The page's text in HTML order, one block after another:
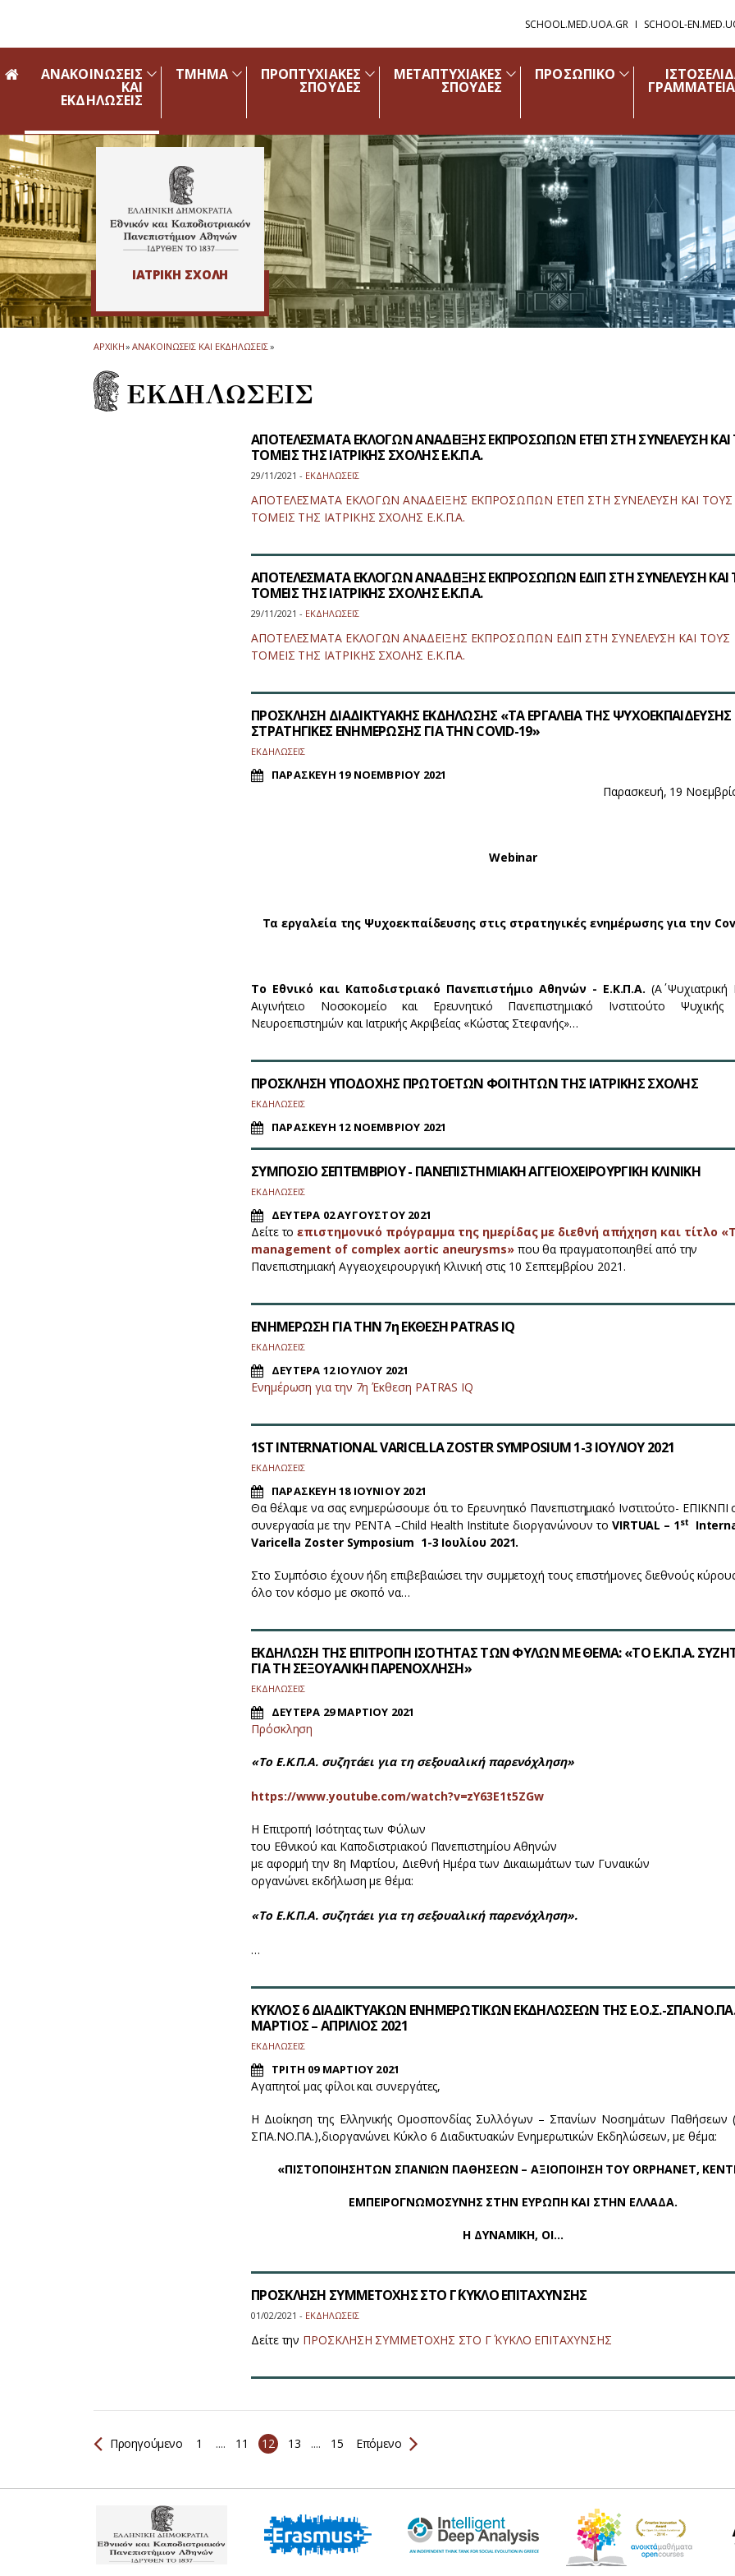
SCHOOL.MED.UOA.GR SCHOOL-
ΑΝΑΚΟΙΝΩΣΕΙΣ
ΚΑΙ
ΕΚΔΗΛΩΣΕΙΣ
ΤΜΗΜΑ ΠΡΟΠΤΥΧΙΑΚΕΣ
ΣΠΟΥΔΕΣ
ΜΕΤΑΠΤΥΧΙΑΚΕΣ
ΣΠΟΥΔΕΣ
ΠΡΟΣΩΠΙΚΟ
ΙΑΤΡΙΚΗ ΣΧΟΛΗ
ΑΡΧΙΚΗ» ΑΝΑΚΟΙΝΩΣΕΙΣ ΚΑΙ ΕΚΔΗΛΩΣΕΙΣ»
ΕΚΔΗΛΩΣΕΙΣ
ΑΠΟΤΕΛΕΣΜΑΤΑ ΕΚΛΟΓΩΝ ΑΝΑΔΕΙΞΗΣ ΕΚΠΡΟΣΩΠΩΝ ΕΤΕΠ ΣΤΗ ΣΥΝΕΛΕΥΣΗ ΚΑΙ
ΤΟΜΕΙΣ ΤΗΣ ΙΑΤΡΙΚΗΣ ΣΧΟΛΗΣ Ε.Κ.Π.Α.
29/11/2021 - ΕΚΔΗΛΩΣΕΙΣ
ΑΠΟΤΕΛΕΣΜΑΤΑ ΕΚΛΟΓΩΝ ΑΝΑΔΕΙΞΗΣ ΕΚΠΡΟΣΩΠΩΝ ΕΤΕΠ ΣΤΗ ΣΥΝΕΛΕΥΣΗ ΚΑΙ ΤΟΥΣ
ΤΟΜΕΙΣ ΤΗΣ ΙΑΤΡΙΚΗΣ ΣΧΟΛΗΣ Ε.Κ.Π.Α.
ΑΠΟΤΕΛΕΣΜΑΤΑ ΕΚΛΟΓΩΝ ΑΝΑΔΕΙΞΗΣ ΕΚΠΡΟΣΩΠΩΝ ΕΔΙΠ ΣΤΗ ΣΥΝΕΛΕΥΣΗ ΚΑΙ
ΤΟΜΕΙΣ ΤΗΣ ΙΑΤΡΙΚΗΣ ΣΧΟΛΗΣ Ε.Κ.Π.Α.
29/11/2021 - ΕΚΔΗΛΩΣΕΙΣ
ΑΠΟΤΕΛΕΣΜΑΤΑ ΕΚΛΟΓΩΝ ΑΝΑΔΕΙΞΗΣ ΕΚΠΡΟΣΩΠΩΝ ΕΔΙΠ ΣΤΗ ΣΥΝΕΛΕΥΣΗ ΚΑΙ ΤΟΥΣ
ΤΟΜΕΙΣ ΤΗΣ ΙΑΤΡΙΚΗΣ ΣΧΟΛΗΣ Ε.Κ.Π.Α.
ΠΡΟΣΚΛΗΣΗ ΔΙΑΔΙΚΤΥΑΚΗΣ ΕΚΔΗΛΩΣΗΣ «ΤΑ ΕΡΓΑΛΕΙΑ ΤΗΣ ΨΥΧΟΕΚΠΑΙΔΕΥΣΗΣ
ΣΤΡΑΤΗΓΙΚΕΣ ΕΝΗΜΕΡΩΣΗΣ ΓΙΑ ΤΗΝ COVID-19»
ΕΚΔΗΛΩΣΕΙΣ
ΠΑΡΑΣΚΕΥΗ 19 ΝΟΕΜΒΡΙΟΥ 2021
Παρασκευή, 19
Webinar
Τα εργαλεία της Ψυχοεκπαίδευσης στις στρατηγικές ενημέρωσης για την
Το Εθνικό και Καποδιστριακό Πανεπιστήμιο Αθηνών - Ε.Κ.Π.Α. (Α΄ Ψυχιατρική
Αιγινήτειο Νοσοκομείο και Ερευνητικό Πανεπιστημιακό Ινστιτούτο Ψυχικής
Νευροεπιστημών και Ιατρικής Ακριβείας «Κώστας Στεφανής»…
ΠΡΟΣΚΛΗΣΗ ΥΠΟΔΟΧΗΣ ΠΡΩΤΟΕΤΩΝ ΦΟΙΤΗΤΩΝ ΤΗΣ ΙΑΤΡΙΚΗΣ ΣΧΟΛΗΣ
ΕΚΔΗΛΩΣΕΙΣ
ΠΑΡΑΣΚΕΥΗ 12 ΝΟΕΜΒΡΙΟΥ 2021
ΣΥΜΠΟΣΙΟ ΣΕΠΤΕΜΒΡΙΟΥ - ΠΑΝΕΠΙΣΤΗΜΙΑΚΗ ΑΓΓΕΙΟΧΕΙΡΟΥΡΓΙΚΗ ΚΛΙΝΙΚΗ
ΕΚΔΗΛΩΣΕΙΣ
ΔΕΥΤΕΡΑ 02 ΑΥΓΟΥΣΤΟΥ 2021
Δείτε τοεπιστημονικό πρόγραμμα της ημερίδας με διεθνή απήχηση και τίτλο
management of complex aortic aneurysms»που θα πραγματοποιηθεί από την
Πανεπιστημιακή Αγγειοχειρουργική Κλινική στις 10 Σεπτεμβρίου 2021.
ΕΝΗΜΕΡΩΣΗ ΓΙΑ ΤΗΝ 7η ΕΚΘΕΣΗ PATRAS IQ
ΕΚΔΗΛΩΣΕΙΣ
ΔΕΥΤΕΡΑ 12 ΙΟΥΛΙΟΥ 2021
Ενημέρωση για την 7η Έκθεση PATRAS IQ
1ST INTERNATIONAL VARICELLA ZOSTER SYMPOSIUM 1-3 ΙΟΥΛΙΟΥ 2021
ΕΚΔΗΛΩΣΕΙΣ
ΠΑΡΑΣΚΕΥΗ 18 ΙΟΥΝΙΟΥ 2021
Θα θέλαμε να σας ενημερώσουμε ότι το Ερευνητικό Πανεπιστημιακό Ινστιτούτο- ΕΠΙΚΝΠΙ
συνεργασία με την PENTA –Child Health Institute διοργανώνουν το VIRTUAL – 1st
Varicella Zoster Symposium 1-3 Ιουλίου 2021.
Στο Συμπόσιο έχουν ήδη επιβεβαιώσει την συμμετοχή τους επιστήμονες διεθνούς
όλο τον κόσμο με σκοπό να…
ΕΚΔΗΛΩΣΗ ΤΗΣ ΕΠΙΤΡΟΠΗ ΙΣΟΤΗΤΑΣ ΤΩΝ ΦΥΛΩΝ ΜΕ ΘΕΜΑ: «ΤΟ Ε.Κ.Π.Α.
ΓΙΑ ΤΗ ΣΕΞΟΥΑΛΙΚΗ ΠΑΡΕΝΟΧΛΗΣΗ»
ΕΚΔΗΛΩΣΕΙΣ
ΔΕΥΤΕΡΑ 29 ΜΑΡΤΙΟΥ 2021
Πρόσκληση
«Το Ε.Κ.Π.Α. συζητάει για τη σεξουαλική παρενόχληση»
https://www.youtube.com/watch?v=zY63E1t5ZGw
Η Επιτροπή Ισότητας των Φύλων
του Εθνικού και Καποδιστριακού Πανεπιστημίου Αθηνών
με αφορμή την 8η Μαρτίου, Διεθνή Ημέρα των Δικαιωμάτων των Γυναικών
οργανώνει εκδήλωση με θέμα:
«Το Ε.Κ.Π.Α. συζητάει για τη σεξουαλική παρενόχληση».
…
ΚΥΚΛΟΣ 6 ΔΙΑΔΙΚΤΥΑΚΩΝ ΕΝΗΜΕΡΩΤΙΚΩΝ ΕΚΔΗΛΩΣΕΩΝ ΤΗΣ Ε.Ο.Σ.-
ΜΑΡΤΙΟΣ – ΑΠΡΙΛΙΟΣ 2021
ΕΚΔΗΛΩΣΕΙΣ
ΤΡΙΤΗ 09 ΜΑΡΤΙΟΥ 2021
Αγαπητοί μας φίλοι και συνεργάτες,
Η Διοίκηση της Ελληνικής Ομοσπονδίας Συλλόγων – Σπανίων Νοσημάτων Παθήσεων
ΣΠΑ.ΝΟ.ΠΑ.),διοργανώνει Κύκλο 6 Διαδικτυακών Ενημερωτικών Εκδηλώσεων, με θέμα:
«ΠΙΣΤΟΠΟΙΗΣΗΤΩΝ ΣΠΑΝΙΩΝ ΠΑΘΗΣΕΩΝ – ΑΞΙΟΠΟΙΗΣΗ ΤΟΥ ORPHANET,
ΕΜΠΕΙΡΟΓΝΩΜΟΣΥΝΗΣ ΣΤΗΝ ΕΥΡΩΠΗ ΚΑΙ ΣΤΗΝ ΕΛΛΑΔΑ.
Η ΔΥΝΑΜΙΚΗ, ΟΙ…
ΠΡΟΣΚΛΗΣΗ ΣΥΜΜΕΤΟΧΗΣ ΣΤΟ Γ΄ ΚΥΚΛΟ ΕΠΙΤΑΧΥΝΣΗΣ
01/02/2021 - ΕΚΔΗΛΩΣΕΙΣ
Δείτε την ΠΡΟΣΚΛΗΣΗ ΣΥΜΜΕΤΟΧΗΣ ΣΤΟ Γ΄ ΚΥΚΛΟ ΕΠΙΤΑΧΥΝΣΗΣ
Προηγούμενο 1 .... 11 12 13 .... 15 Επόμενο